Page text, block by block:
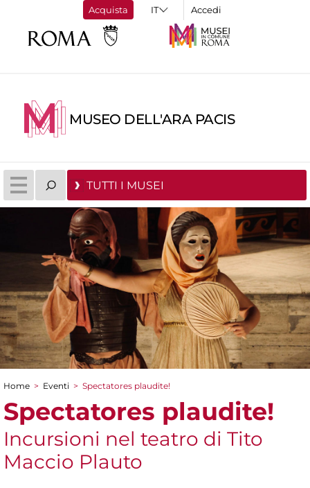
Acquista Accedi
MUSEO DELL'ARA PACIS
TUTTI I MUSEI
Tu sei qui
Home > Eventi > Spectatores plaudite!
Spectatores plaudite!
Incursioni nel teatro di Tito
Maccio Plauto